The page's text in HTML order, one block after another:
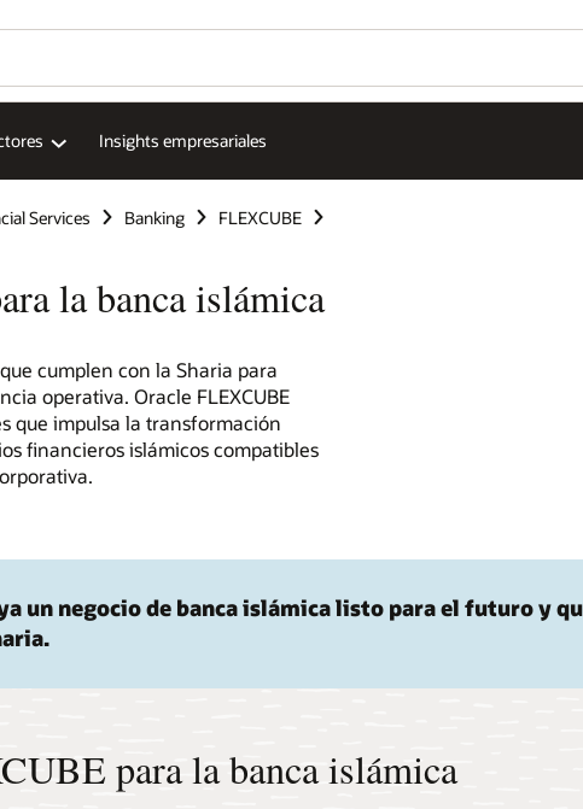
Insights empresariales
Services Banking FLEXCUBE
la banca islámica
cumplen con la Sharia para
operativa. Oracle FLEXCUBE
que impulsa la transformación
financieros islámicos compatibles
un negocio de banca islámica listo para el futuro y
para la banca islámica